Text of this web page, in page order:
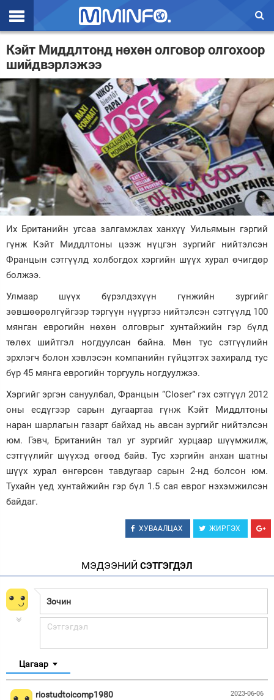
Эхлэл
Цаг агаар
Валют ханш
Улс төр
Эдийн засаг
Үзэл бодол
Нийгэм
Дэлхий
Зурхай
Кэйт Миддлтонд нөхөн олговор олгохоор
шийдвэрлэжээ
Их Британийн угсаа залгамжлах ханхүү Уильямын гэргий
гүнж Кэйт Миддлтоны цээж нүцгэн зургийг нийтэлсэн
Францын сэтгүүлд холбогдох хэргийн шүүх хурал өчигдөр
болжээ.
Улмаар шүүх бүрэлдэхүүн гүнжийн зургийг
зөвшөөрөлгүйгээр тэргүүн нүүртээ нийтэлсэн сэтгүүлд 100
мянган еврогийн нөхөн олговрыг хунтайжийн гэр бүлд
төлөх шийтгэл ногдуулсан байна. Мөн тус сэтгүүлийн
эрхлэгч болон хэвлэсэн компанийн гүйцэтгэх захиралд тус
бүр 45 мянга еврогийн торгууль ногдуулжээ.
Хэргийг эргэн сануулбал, Францын “Closer” гэх сэтгүүл 2012
оны есдүгээр сарын дугаартаа гүнж Кэйт Миддлтоны
наран шарлагын газарт байхад нь авсан зургийг нийтэлсэн
юм. Гэвч, Британийн тал уг зургийг хурцаар шүүмжилж,
сэтгүүлийг шүүхэд өгөөд байв. Тус хэргийн анхан шатны
шүүх хурал өнгөрсөн тавдугаар сарын 2-нд болсон юм.
Тухайн үед хунтайжийн гэр бүл 1.5 сая еврог нэхэмжилсэн
байдаг.
ХУВААЛЦАХ ЖИРГЭХ
МЭДЭЭНИЙ СЭТГЭГДЭЛ
Цагаар
2023-06-06
riostudtoicomp1980